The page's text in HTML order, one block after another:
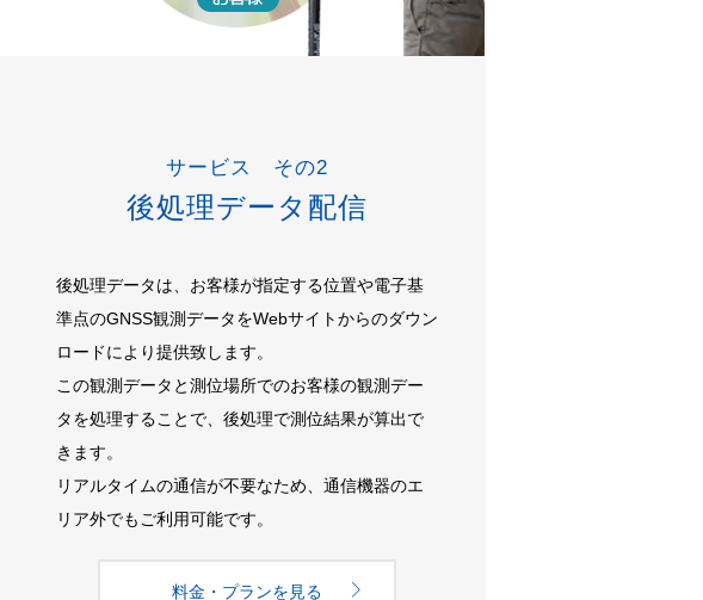
サービス その2
後処理データ配信
後処理データは、お客様が指定する位置や電子基
準点のGNSS観測データをWebサイトからのダウン
ロードにより提供致します。
この観測データと測位場所でのお客様の観測デー
タを処理することで、後処理で測位結果が算出で
きます。
リアルタイムの通信が不要なため、通信機器のエ
リア外でもご利用可能です。
料金・プランを見る